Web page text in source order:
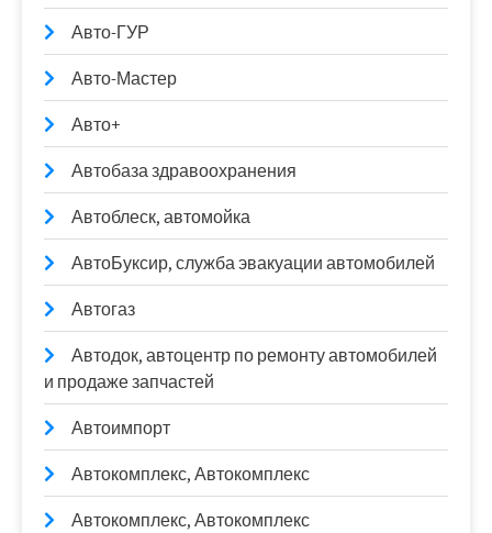
Авто-ГУР
Авто-Мастер
Авто+
Автобаза здравоохранения
Автоблеск, автомойка
АвтоБуксир, служба эвакуации автомобилей
Автогаз
Автодок, автоцентр по ремонту автомобилей
и продаже запчастей
Автоимпорт
Автокомплекс, Автокомплекс
Автокомплекс, Автокомплекс